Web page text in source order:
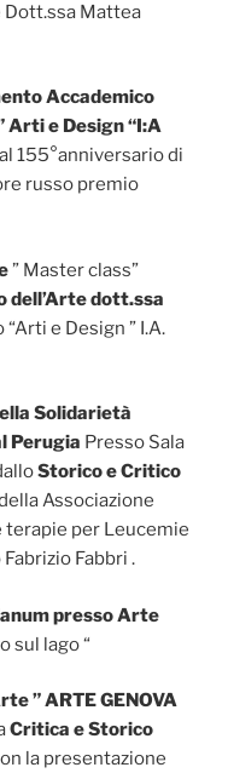
Dott.ssa Mattea
Accademico
Arti e Design “I:A
155°anniversario di
russo premio
” Master class”
dell’Arte dott.ssa
e Design ” I.A.
Solidarietà
Perugia Presso Sala
Storico e Critico
Associazione
terapie per Leucemie
Fabbri .
presso Arte
sul lago “
” ARTE GENOVA
Critica e Storico
la presentazione